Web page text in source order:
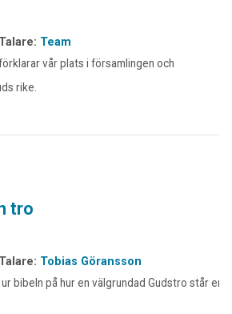
Talare: Team
vår plats i församlingen och
rike.
tro
Talare: Tobias Göransson
bibeln på hur en välgrundad Gudstro står